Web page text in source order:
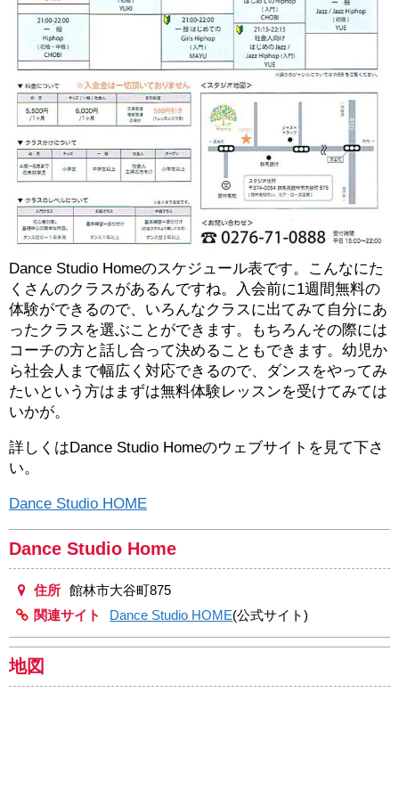
Dance Studio Homeのスケジュール表です。こんなにた
くさんのクラスがあるんですね。入会前に1週間無料の
体験ができるので、いろんなクラスに出てみて自分にあ
ったクラスを選ぶことができます。もちろんその際には
コーチの方と話し合って決めることもできます。幼児か
ら社会人まで幅広く対応できるので、ダンスをやってみ
たいという方はまずは無料体験レッスンを受けてみては
いかが。
詳しくはDance Studio Homeのウェブサイトを見て下さ
い。
Dance Studio HOME
Dance Studio Home
住所
館林市大谷町875
関連サイト
Dance Studio HOME(公式サイト)
地図